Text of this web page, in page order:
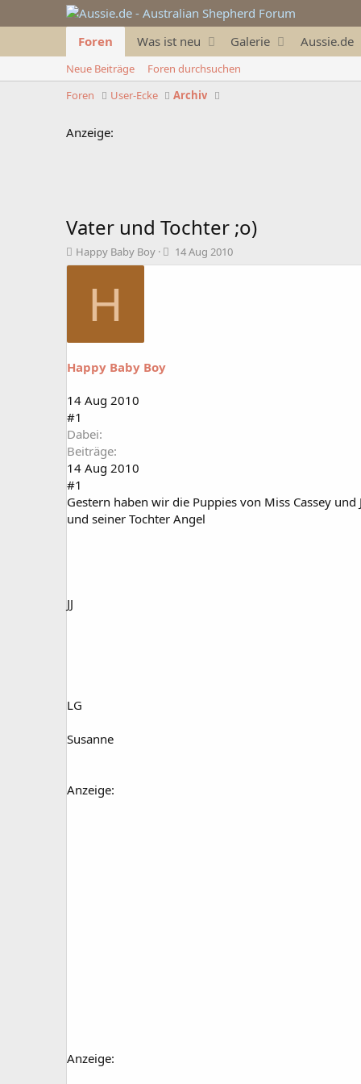
Foren Was ist neu Galerie Aussie.de
Neue Beiträge
Foren durchsuchen
Foren
User-Ecke Archiv
Anzeige:
Vater und Tochter ;o)
T
h
a
t
r
Happy Baby Boy
B
e
14 Aug 2010
H
Happy Baby Boy
14 Aug 2010
#1
Dabei
Beiträge
14 Aug 2010
#1
Gestern haben wir die Puppies von Miss Cassey
und seiner Tochter Angel
JJ
LG
Susanne
Anzeige:
Anzeige: